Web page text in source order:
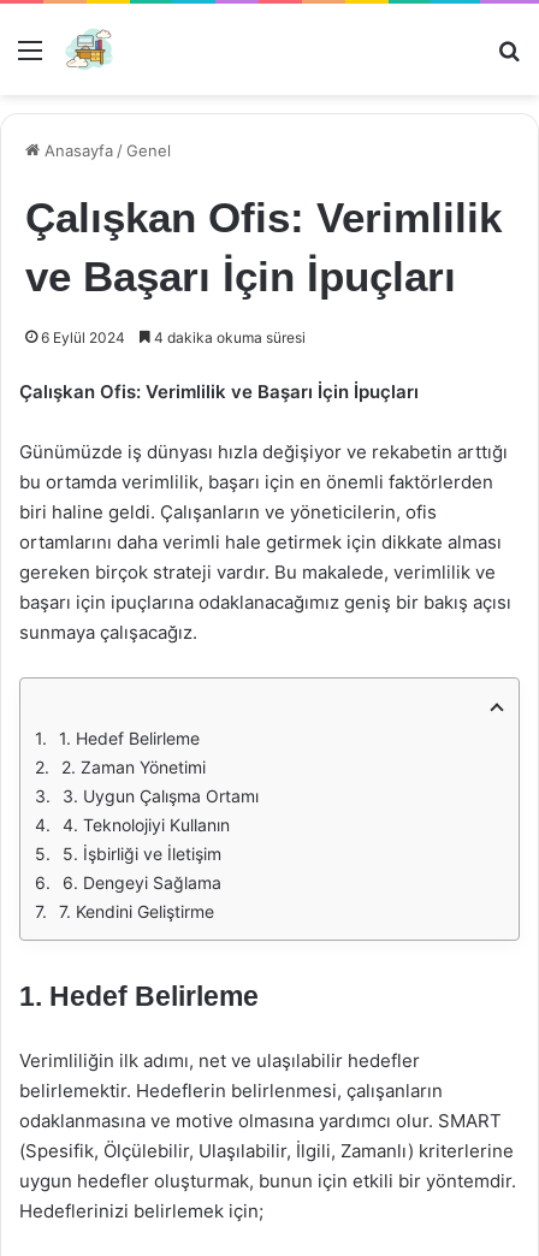
Menü
Anasayfa /Genel
Çalışkan Ofis: Verimlilik
ve Başarı İçin İpuçları
6 Eylül 2024 4 dakika okuma süresi
Çalışkan Ofis: Verimlilik ve Başarı İçin İpuçları
Günümüzde iş dünyası hızla değişiyor ve rekabetin arttığı
bu ortamda verimlilik, başarı için en önemli faktörlerden
biri haline geldi. Çalışanların ve yöneticilerin, ofis
ortamlarını daha verimli hale getirmek için dikkate alması
gereken birçok strateji vardır. Bu makalede, verimlilik ve
başarı için ipuçlarına odaklanacağımız geniş bir bakış açısı
sunmaya çalışacağız.
1. Hedef Belirleme
2. Zaman Yönetimi
3. Uygun Çalışma Ortamı
4. Teknolojiyi Kullanın
5. İşbirliği ve İletişim
6. Dengeyi Sağlama
7. Kendini Geliştirme
1. Hedef Belirleme
Verimliliğin ilk adımı, net ve ulaşılabilir hedefler
belirlemektir. Hedeflerin belirlenmesi, çalışanların
odaklanmasına ve motive olmasına yardımcı olur. SMART
(Spesifik, Ölçülebilir, Ulaşılabilir, İlgili, Zamanlı) kriterlerine
uygun hedefler oluşturmak, bunun için etkili bir yöntemdir.
Hedeflerinizi belirlemek için;